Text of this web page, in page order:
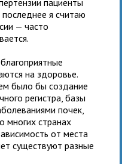
я считаю
— часто
на здоровье.
было бы создание
регистра, базы
почек,
странах
от места
существуют разные